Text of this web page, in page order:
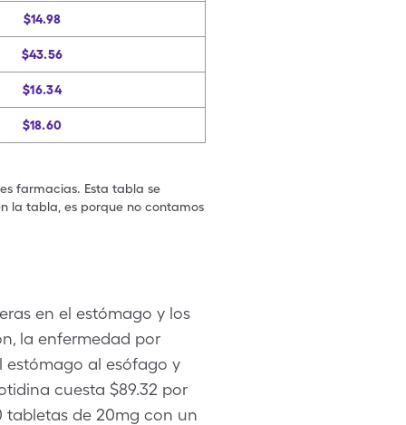
$14.98
$43.56
$16.34
$18.60
farmacias. Esta tabla se
la tabla, es porque no contamos
en el estómago y los
la enfermedad por
estómago al esófago y
cuesta $89.32 por
tabletas de 20mg con un